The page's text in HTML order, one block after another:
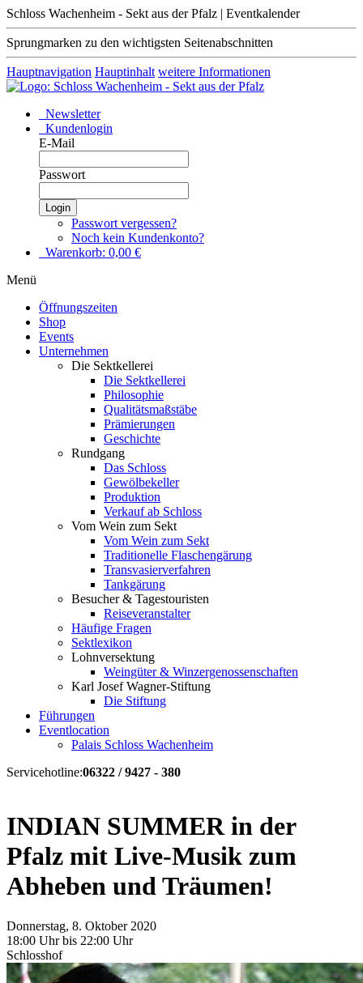
Schloss Wachenheim - Sekt aus der Pfalz | Eventkalender
Sprungmarken zu den wichtigsten Seitenabschnitten
Hauptnavigation Hauptinhalt weitere Informationen
Newsletter
Kundenlogin
E-Mail
Passwort
Login
Passwort vergessen?
Noch kein Kundenkonto?
Warenkorb: 0,00 €
Menü
Öffnungszeiten
Shop
Events
Unternehmen
Die Sektkellerei
Die Sektkellerei
Philosophie
Qualitätsmaßstäbe
Prämierungen
Geschichte
Rundgang
Das Schloss
Gewölbekeller
Produktion
Verkauf ab Schloss
Vom Wein zum Sekt
Vom Wein zum Sekt
Traditionelle Flaschengärung
Transvasierverfahren
Tankgärung
Besucher & Tagestouristen
Reiseveranstalter
Häufige Fragen
Sektlexikon
Lohnversektung
Weingüter & Winzergenossenschaften
Karl Josef Wagner-Stiftung
Die Stiftung
Führungen
Eventlocation
Palais Schloss Wachenheim
Servicehotline:06322 / 9427 - 380
INDIAN SUMMER in der
Pfalz mit Live-Musik zum
Abheben und Träumen!
Donnerstag, 8. Oktober 2020
18:00 Uhr bis 22:00 Uhr
Schlosshof